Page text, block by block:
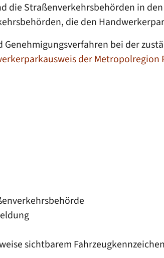
die Straßenverkehrsbehörden in
die den
bei der
der Metropolregion
sichtbarem Fahrzeugkennzeichen